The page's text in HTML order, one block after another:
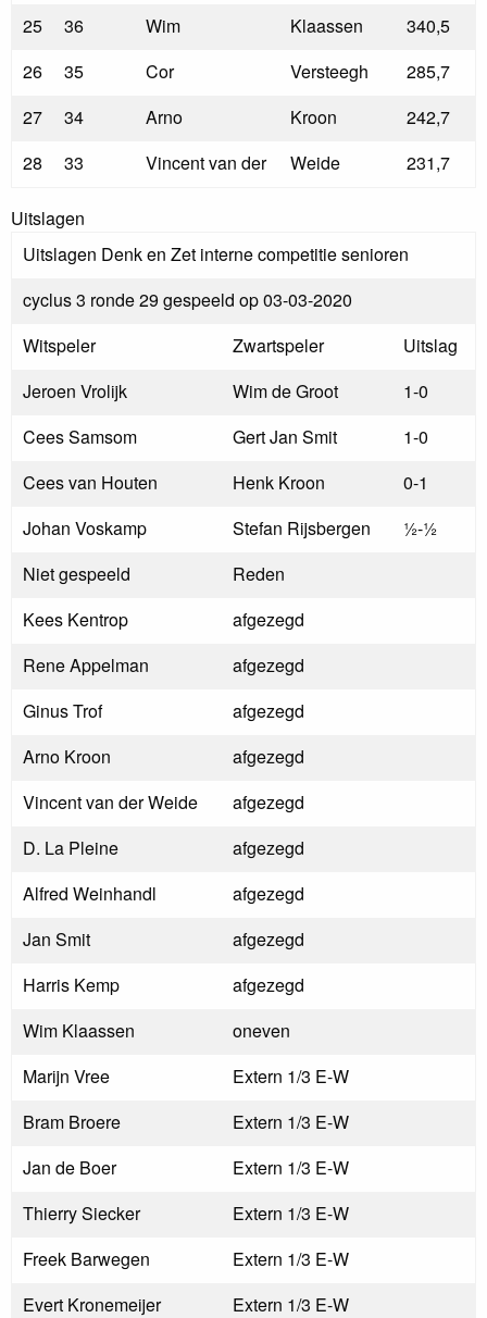
25 36 Wim Klaassen
340,5
26
35 Cor Versteegh
285,7
27
34 Arno Kroon
242,7
28
33 Vincent van der Weide 231,7
Uitslagen
Uitslagen Denk en Zet interne competitie senioren
cyclus 3 ronde 29 gespeeld op 03-03-2020
Witspeler
Zwartspeler
Uitslag
Jeroen Vrolijk
Wim de Groot
1-0
Cees Samsom
Gert Jan Smit
1-0
Cees van Houten
Henk Kroon
0-1
Johan Voskamp
Stefan Rijsbergen
½-½
Niet gespeeld
Reden
Kees Kentrop
afgezegd
Rene Appelman
afgezegd
Ginus Trof
afgezegd
Arno Kroon
afgezegd
Vincent van der Weide
afgezegd
D. La Pleine
afgezegd
Alfred Weinhandl
afgezegd
Jan Smit
afgezegd
Harris Kemp
afgezegd
Wim Klaassen
oneven
Marijn Vree
Extern 1/3 E-W
Bram Broere
Extern 1/3 E-W
Jan de Boer
Extern 1/3 E-W
Thierry Siecker
Extern 1/3 E-W
Freek Barwegen
Extern 1/3 E-W
Evert Kronemeijer
Extern 1/3 E-W